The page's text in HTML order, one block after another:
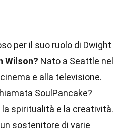
per il suo ruolo di Dwight
Wilson? Nato a Seattle nel
e alla televisione.
SoulPancake?
spiritualità e la creatività.
sostenitore di varie